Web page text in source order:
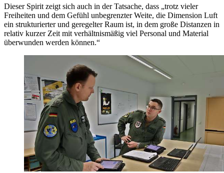
Dieser Spirit zeigt sich auch in der Tatsache, dass „trotz vieler
Freiheiten und dem Gefühl unbegrenzter Weite, die Dimension Luft
ein strukturierter und geregelter Raum ist, in dem große Distanzen in
relativ kurzer Zeit mit verhältnismäßig viel Personal und Material
überwunden werden können.“